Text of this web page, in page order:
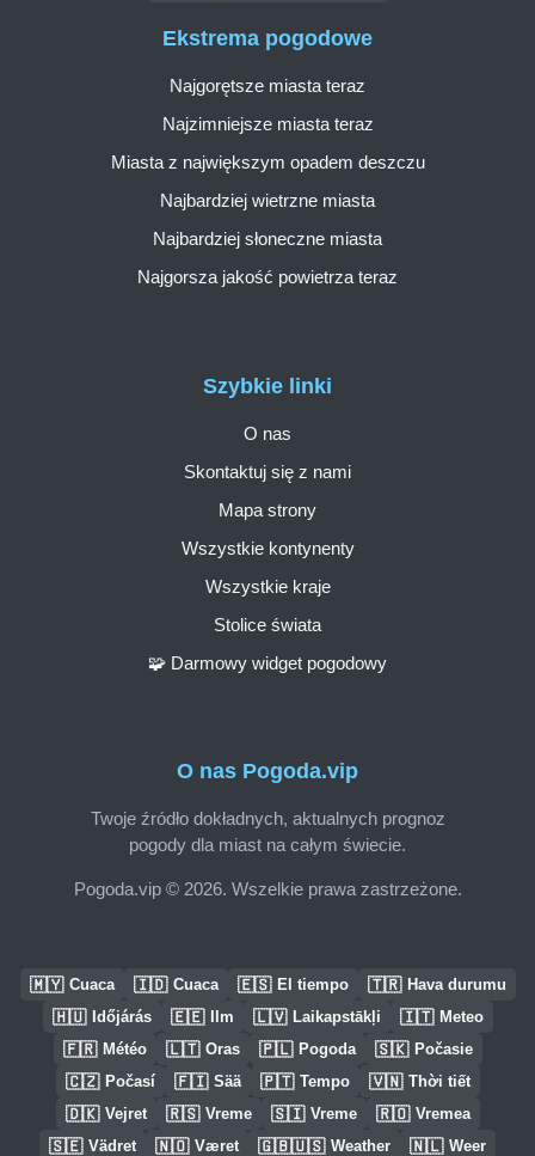
O nas Pogoda.vip
Twoje źródło dokładnych, aktualnych prognoz
pogody dla miast na całym świecie.
Pogoda.vip © 2026. Wszelkie prawa zastrzeżone.
Szybkie linki
O nas
Skontaktuj się z nami
Mapa strony
Wszystkie kontynenty
Wszystkie kraje
Stolice świata
🧩 Darmowy widget pogodowy
Ekstrema pogodowe
Najgorętsze miasta teraz
Najzimniejsze miasta teraz
Miasta z największym opadem deszczu
Najbardziej wietrzne miasta
Najbardziej słoneczne miasta
Najgorsza jakość powietrza teraz
🇲🇾 Cuaca 🇮🇩 Cuaca 🇪🇸 El tiempo 🇹🇷 Hava durumu
🇭🇺 Időjárás 🇪🇪 Ilm 🇱🇻 Laikapstākļi 🇮🇹 Meteo
🇫🇷 Météo 🇱🇹 Oras 🇵🇱 Pogoda 🇸🇰 Počasie
🇨🇿 Počasí 🇫🇮 Sää 🇵🇹 Tempo 🇻🇳 Thời tiết
🇩🇰 Vejret 🇷🇸 Vreme 🇸🇮 Vreme 🇷🇴 Vremea
🇸🇪 Vädret 🇳🇴 Været 🇬🇧🇺🇸 Weather 🇳🇱 Weer